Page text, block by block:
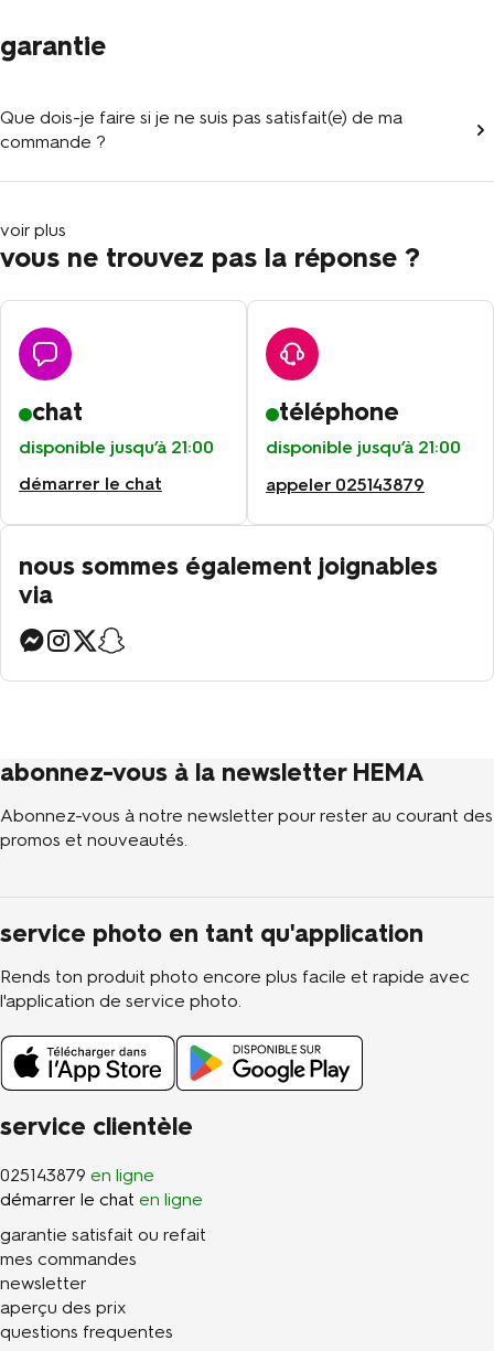
garantie
Que dois-je faire si je ne suis pas satisfait(e) de ma
commande ?
voir plus
vous ne trouvez pas la réponse ?
chat
disponible jusqu’à 21:00
démarrer le chat
téléphone
disponible jusqu’à 21:00
appeler 025143879
nous sommes également joignables
via
service clientèle
025143879 en ligne
démarrer le chat en ligne
garantie satisfait ou refait
mes commandes
newsletter
aperçu des prix
questions frequentes
abonnez-vous à la newsletter HEMA
Abonnez-vous à notre newsletter pour rester au courant des
promos et nouveautés.
service photo en tant qu'application
Rends ton produit photo encore plus facile et rapide avec
l'application de service photo.